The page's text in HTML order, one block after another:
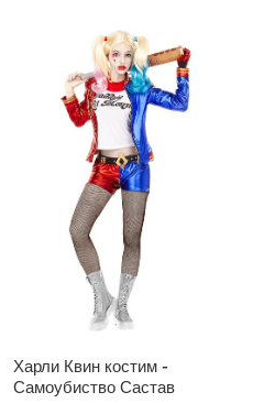
Харли Квин костим -
Самоубиство Састав